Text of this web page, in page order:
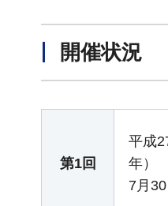
開催状況
第1回
平成
年）
7月30